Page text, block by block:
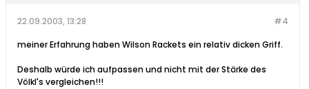
#4
22.09.2003, 13:28
meiner Erfahrung haben Wilson Rackets ein relativ dicken Griff.
Deshalb würde ich aufpassen und nicht mit der Stärke des
Völkl's vergleichen!!!